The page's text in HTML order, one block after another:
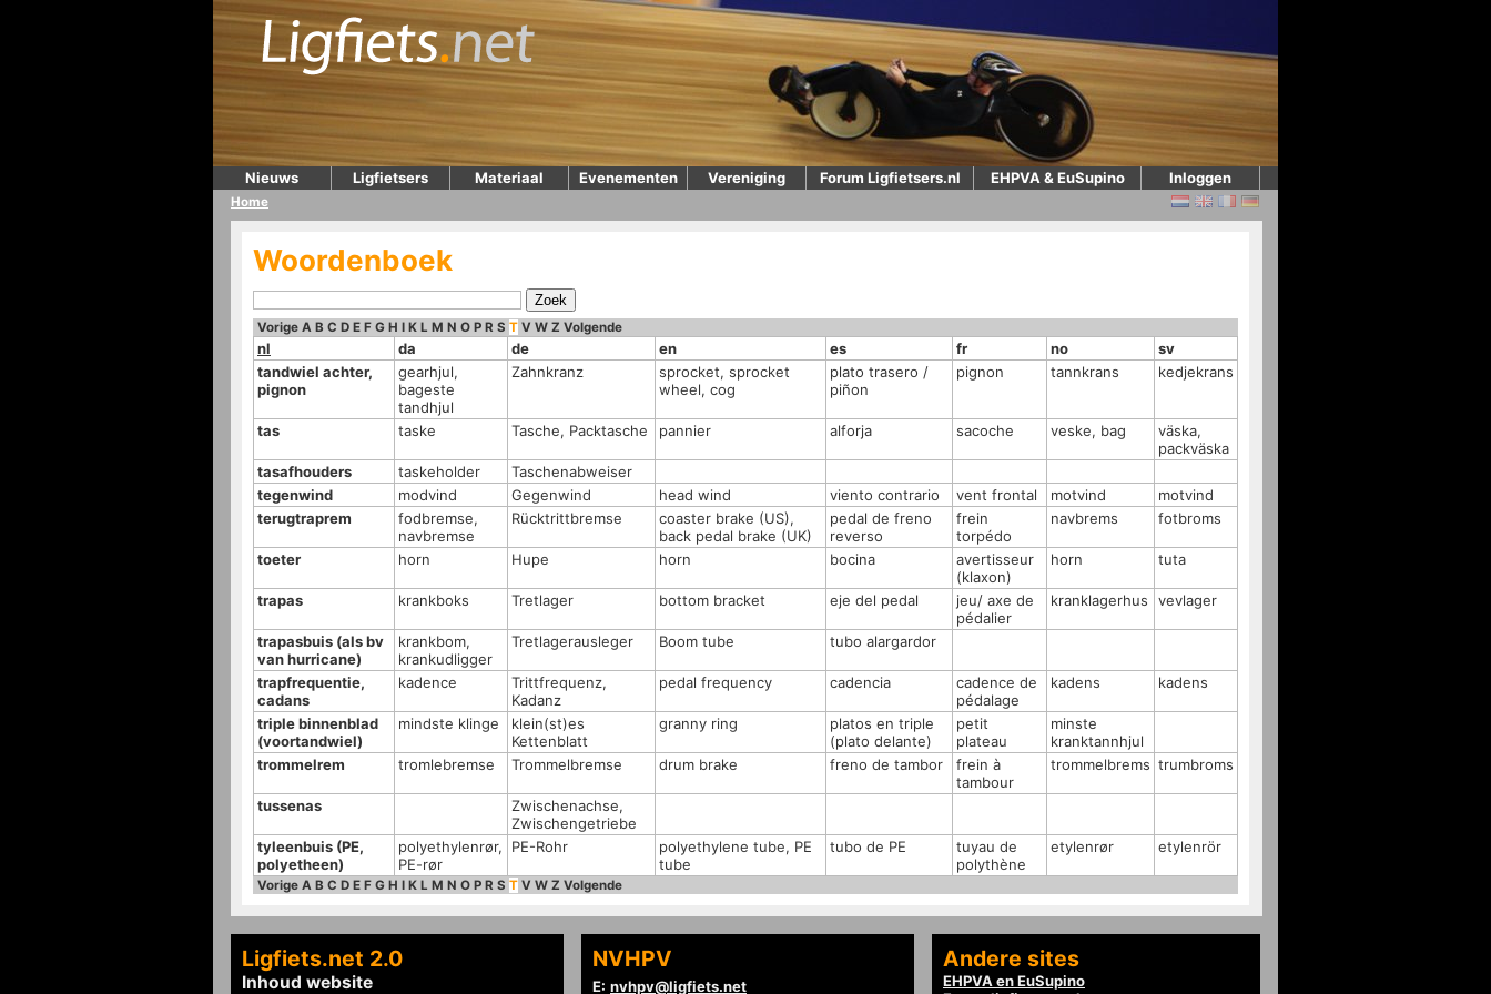
Nieuws Ligfietsers Materiaal Evenementen Vereniging Forum Ligfietsers.nl EHPVA & EuSupino Inloggen
Home
Woordenboek
Vorige A B C D E F G H I K L M N O P R S T V W Z Volgende
nl da de en es fr no
sv
tandwiel achter,
pignon
gearhjul,
bageste
tandhjul
Zahnkranz
sprocket, sprocket
wheel, cog
plato trasero /
piñon
pignon tannkrans kedjekrans
tas taske Tasche, Packtasche pannier alforja sacoche veske, bag
väska,
packväska
tasafhouders
taskeholder
Taschenabweiser
tegenwind
modvind Gegenwind head wind viento contrario vent frontal motvind
motvind
terugtraprem
fodbremse,
navbremse
Rücktrittbremse
coaster brake (US),
back pedal brake (UK)
pedal de freno
reverso
frein
torpédo
navbrems fotbroms
toeter horn Hupe horn bocina
avertisseur
(klaxon)
horn tuta
trapas krankboks Tretlager bottom bracket eje del pedal
jeu/ axe de
pédalier
kranklagerhus vevlager
trapasbuis (als bv
van hurricane)
krankbom,
krankudligger
Tretlagerausleger Boom tube tubo alargardor
trapfrequentie,
cadans
kadence
Trittfrequenz,
Kadanz
pedal frequency cadencia
cadence de
pédalage
kadens kadens
triple binnenblad
(voortandwiel)
mindste klinge
klein(st)es
Kettenblatt
granny ring
platos en triple
(plato delante)
petit
plateau
minste
kranktannhjul
trommelrem
tromlebremse Trommelbremse drum brake freno de tambor
frein à
tambour
trommelbrems trumbroms
tussenas
Zwischenachse,
Zwischengetriebe
tyleenbuis (PE,
polyetheen)
polyethylenrør,
PE-rør
PE-Rohr
polyethylene tube, PE
tube
tubo de PE
tuyau de
polythène
etylenrør etylenrör
Vorige A B C D E F G H I K L M N O P R S T V W Z Volgende
Ligfiets.net 2.0
Inhoud website
NVHPV
E: nvhpv@ligfiets.net
Andere sites
EHPVA en EuSupino